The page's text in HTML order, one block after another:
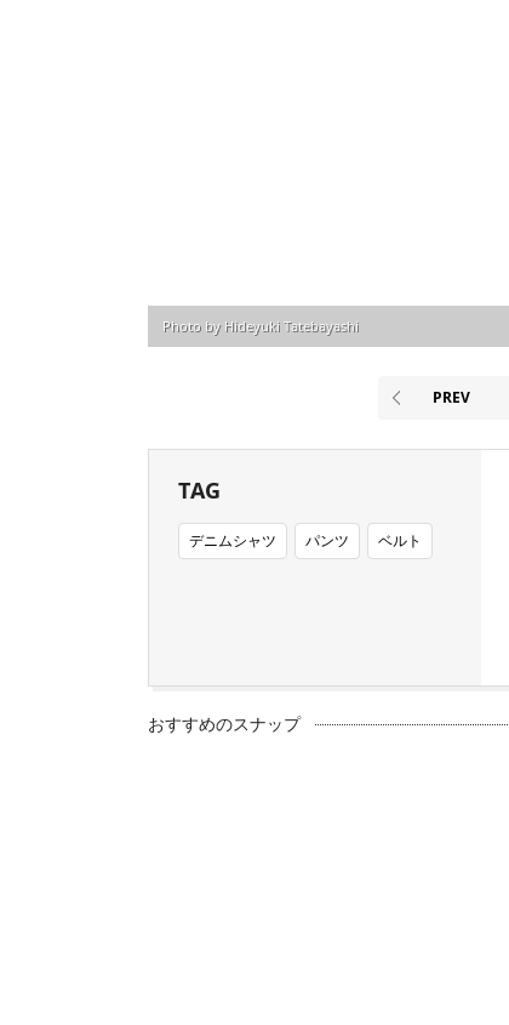
Photo by Hideyuki Tatebayashi
PREV
TAG
デニムシャツ パンツ ベルト
おすすめのスナップ